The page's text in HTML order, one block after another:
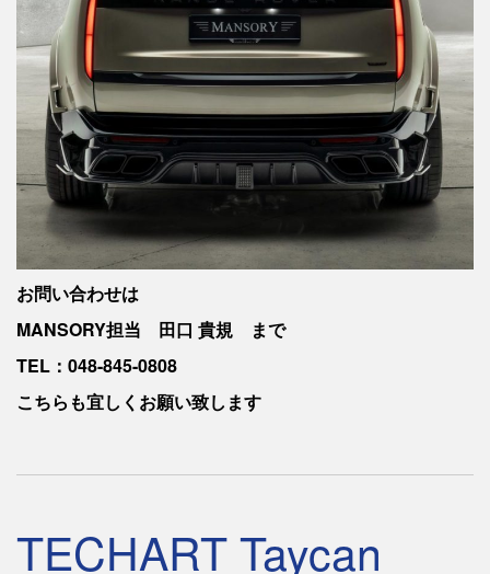
お問い合わせは
MANSORY担当 田口 貴規 まで
TEL：048-845-0808
こちらも宜しくお願い致します
TECHART Taycan